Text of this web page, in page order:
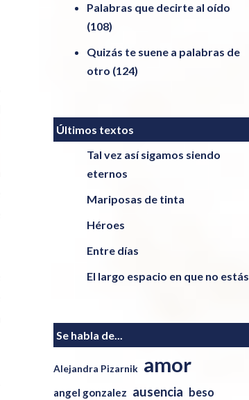
Palabras que decirte al oído
(108)
Quizás te suene a palabras de
otro (124)
Últimos textos
Tal vez así sigamos siendo
eternos
Mariposas de tinta
Héroes
Entre días
El largo espacio en que no estás
Se habla de...
Alejandra Pizarnik amor
angel gonzalez ausencia beso